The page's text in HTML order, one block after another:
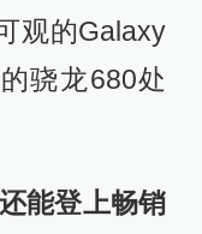
观的Galaxy
骁龙680处
能登上畅销